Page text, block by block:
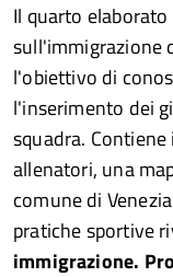
Il quarto
sull'immigrazione
l'obiettivo di
l'inserimento dei
squadra.
allenatori, una
comune di
pratiche sportive
immigrazione.